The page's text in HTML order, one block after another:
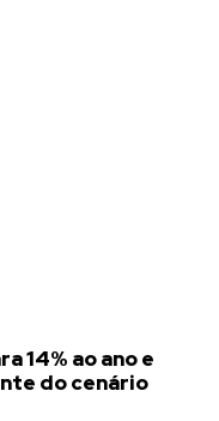
14% ao ano e
do cenário